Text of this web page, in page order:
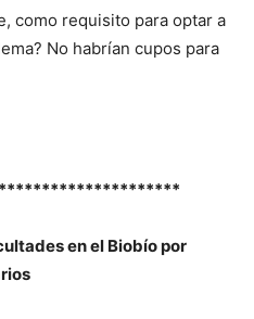
como requisito para optar a
No habrían cupos para
en el Biobío por